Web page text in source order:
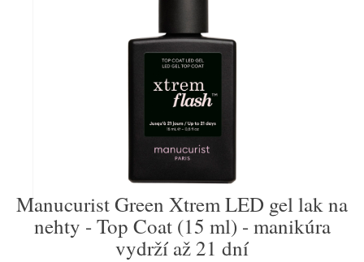
Manucurist Green Xtrem LED gel lak na
nehty - Top Coat (15 ml) - manikúra
vydrží až 21 dní